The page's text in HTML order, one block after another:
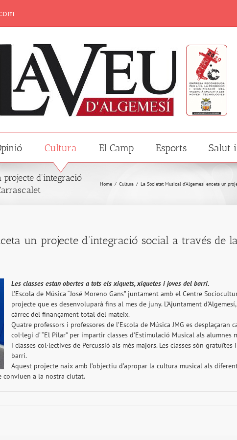
Cultura El Camp Esports Salut
d’integració
Home / Cultura / La Societat Musical d’Algemesí enceta un
un projecte d’integració social a través de
Les classes estan obertes a tots els xiquets, xiquetes i joves del barri.
L’Escola de Música “José Moreno Gans” juntament amb el Centre
projecte que es desenvoluparà fins al mes de juny. L’Ajuntament
càrrec del finançament total del mateix.
Quatre professors i professores de l’Escola de Música JMG es
col·legi d’ “El Pilar” per impartir classes d’Estimulació Musical als
i classes col·lectives de Percussió als més majors. Les classes són
barri.
Aquest projecte naix amb l’objectiu d’apropar la cultura musical als
conviuen a la nostra ciutat.